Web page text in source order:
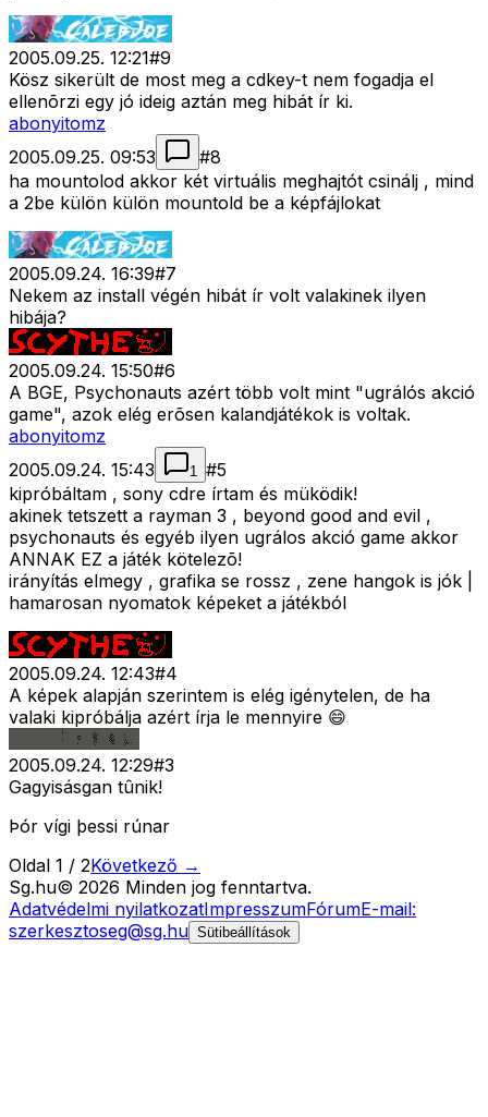
2005.09.25. 12:21#9
Kösz sikerült de most meg a cdkey-t nem fogadja el
ellenõrzi egy jó ideig aztán meg hibát ír ki.
abonyitomz
2005.09.25. 09:53
#8
ha mountolod akkor két virtuális meghajtót csinálj , mind
a 2be külön külön mountold be a képfájlokat
2005.09.24. 16:39#7
Nekem az install végén hibát ír volt valakinek ilyen
hibája?
2005.09.24. 15:50#6
A BGE, Psychonauts azért több volt mint "ugrálós akció
game", azok elég erõsen kalandjátékok is voltak.
abonyitomz
2005.09.24. 15:43
1 #5
kipróbáltam , sony cdre írtam és müködik!
akinek tetszett a rayman 3 , beyond good and evil ,
psychonauts és egyéb ilyen ugrálos akció game akkor
ANNAK EZ a játék kötelezõ!
irányítás elmegy , grafika se rossz , zene hangok is jók |
hamarosan nyomatok képeket a játékból
2005.09.24. 12:43#4
A képek alapján szerintem is elég igénytelen, de ha
valaki kipróbálja azért írja le mennyire 😄
2005.09.24. 12:29#3
Gagyisásgan tûnik!
Þór vígi þessi rúnar
Oldal 1 / 2Következő →
Sg.hu© 2026 Minden jog fenntartva.
Adatvédelmi nyilatkozatImpresszumFórumE-mail:
szerkesztoseg@sg.hu Sütibeállítások